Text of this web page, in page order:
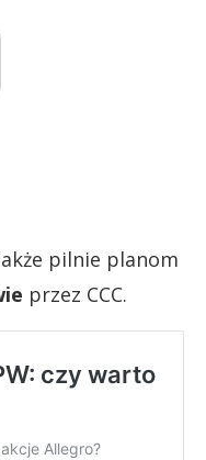
pilnie planom
przez CCC.